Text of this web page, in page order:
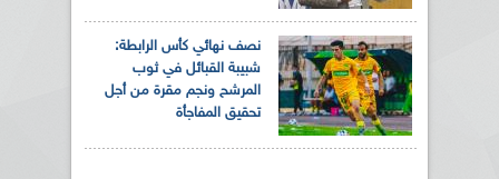
نصف نهائي كأس الرابطة:
شبيبة القبائل في ثوب
المرشح ونجم مقرة من أجل
تحقيق المفاجأة